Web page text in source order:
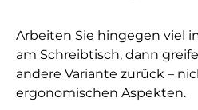
Arbeiten Sie hingegen viel
am Schreibtisch, dann
andere Variante zurück –
ergonomischen Aspekten.